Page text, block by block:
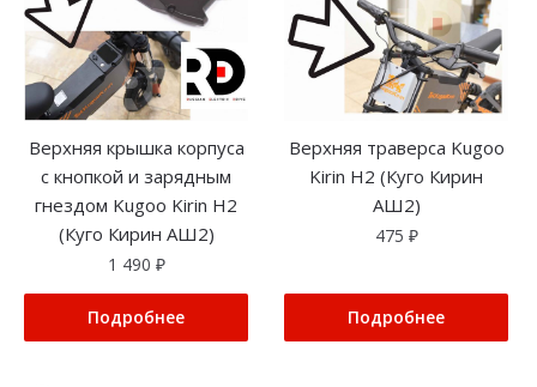
Верхняя крышка корпуса
с кнопкой и зарядным
гнездом Kugoo Kirin H2
(Куго Кирин АШ2)
1 490 ₽
Подробнее
Верхняя траверса Kugoo
Kirin H2 (Куго Кирин
АШ2)
475 ₽
Подробнее